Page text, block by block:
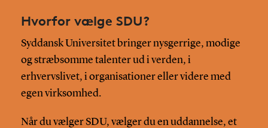
Hvorfor vælge SDU?
Syddansk Universitet bringer nysgerrige, modige
og stræbsomme talenter ud i verden, i
erhvervslivet, i organisationer eller videre med
egen virksomhed.
Når du vælger SDU, vælger du en uddannelse, et